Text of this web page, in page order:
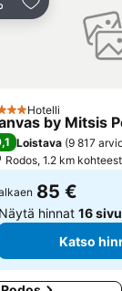
Grandmaster
Kyparissos Forest
the Knights
Lisää
Hotelli
by Mitsis
Loistava (9 817
Rodos, 1.2 km
85 €
Näytä hinnat 16
Katso